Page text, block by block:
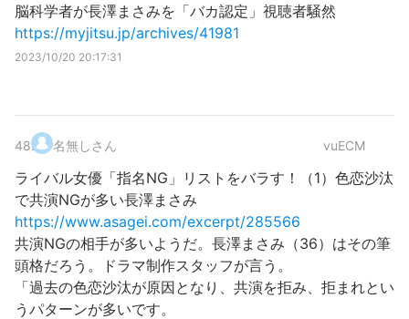
脳科学者が長澤まさみを「バカ認定」視聴者騒然
https://myjitsu.jp/archives/41981
2023/10/20 20:17:31
48. 名無しさん vuECM
ライバル女優「指名NG」リストをバラす！（1）色恋沙汰
で共演NGが多い長澤まさみ
https://www.asagei.com/excerpt/285566
共演NGの相手が多いようだ。長澤まさみ（36）はその筆
頭格だろう。ドラマ制作スタッフが言う。
「過去の色恋沙汰が原因となり、共演を拒み、拒まれとい
うパターンが多いです。